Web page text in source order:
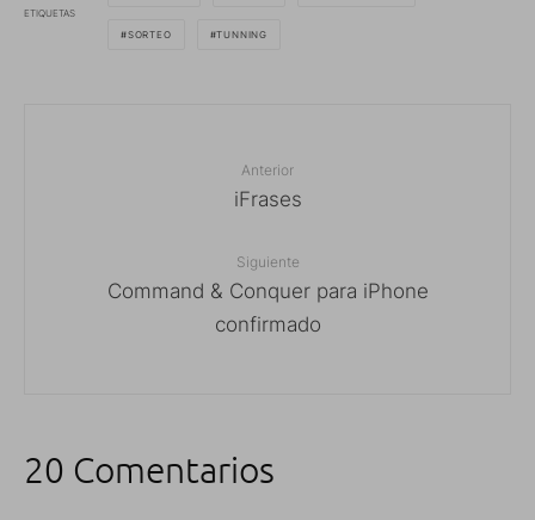
ETIQUETAS
SORTEO TUNNING
Anterior
iFrases
Siguiente
Command & Conquer para iPhone
confirmado
20 Comentarios